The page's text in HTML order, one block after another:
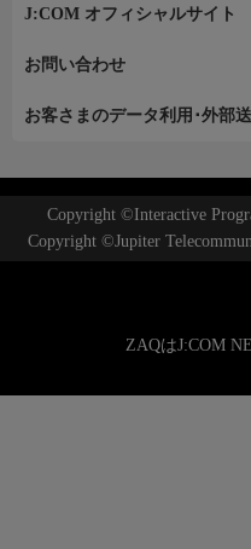
J:COM オフィシャルサイト
お問い合わせ
お客さまのデータ利用･外部
Copyright ©Interactive
Copyright ©Jupiter
ZAQはJ:COM